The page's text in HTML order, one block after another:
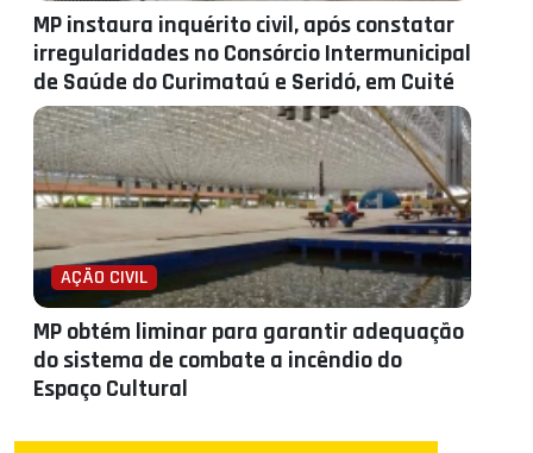
MP instaura inquérito civil, após constatar
irregularidades no Consórcio Intermunicipal
de Saúde do Curimataú e Seridó, em Cuité
AÇÃO CIVIL
MP obtém liminar para garantir adequação
do sistema de combate a incêndio do
Espaço Cultural